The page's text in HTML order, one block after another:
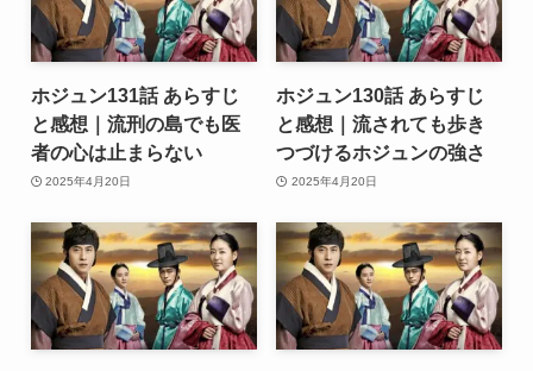
ホジュン131話 あらすじ
と感想｜流刑の島でも医
者の心は止まらない
2025年4月20日
ホジュン130話 あらすじ
と感想｜流されても歩き
つづけるホジュンの強さ
2025年4月20日